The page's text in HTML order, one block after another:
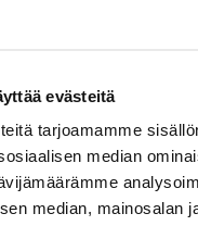
evästeitä
tarjoamamme
median
median, mainosalan
paikallisia
tulee tuoda
ulkoiluun sopivat